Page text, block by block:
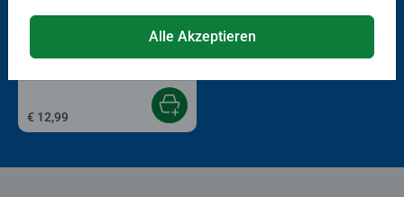
€ 12,99
Alle Akzeptieren